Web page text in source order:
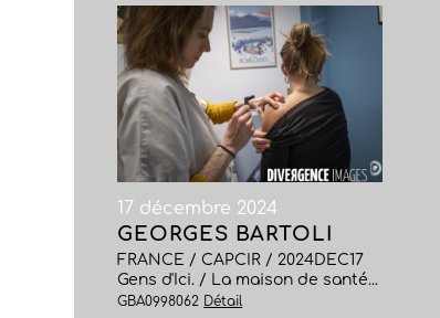
17 décembre 2024
GEORGES BARTOLI
FRANCE / CAPCIR / 2024DEC17
Gens d'Ici. / La maison de santé...
GBA0998062 Détail